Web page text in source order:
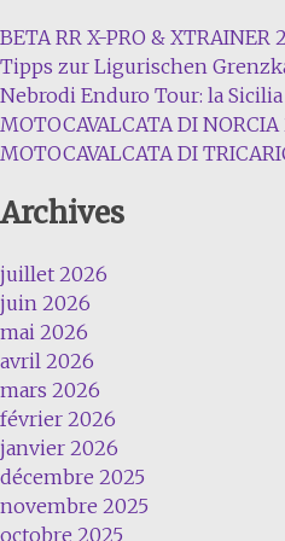
BETA RR X-PRO & XTRAINER
Tipps zur Ligurischen
Nebrodi Enduro Tour: la
MOTOCAVALCATA DI
MOTOCAVALCATA DI
Archives
juillet 2026
juin 2026
mai 2026
avril 2026
mars 2026
février 2026
janvier 2026
décembre 2025
novembre 2025
octobre 2025